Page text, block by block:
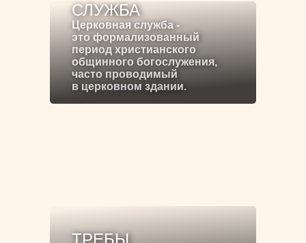
СЛУЖБА
Церковная служба -
это формализованный
период христианского
общинного богослужения,
часто проводимый
в церковном здании.